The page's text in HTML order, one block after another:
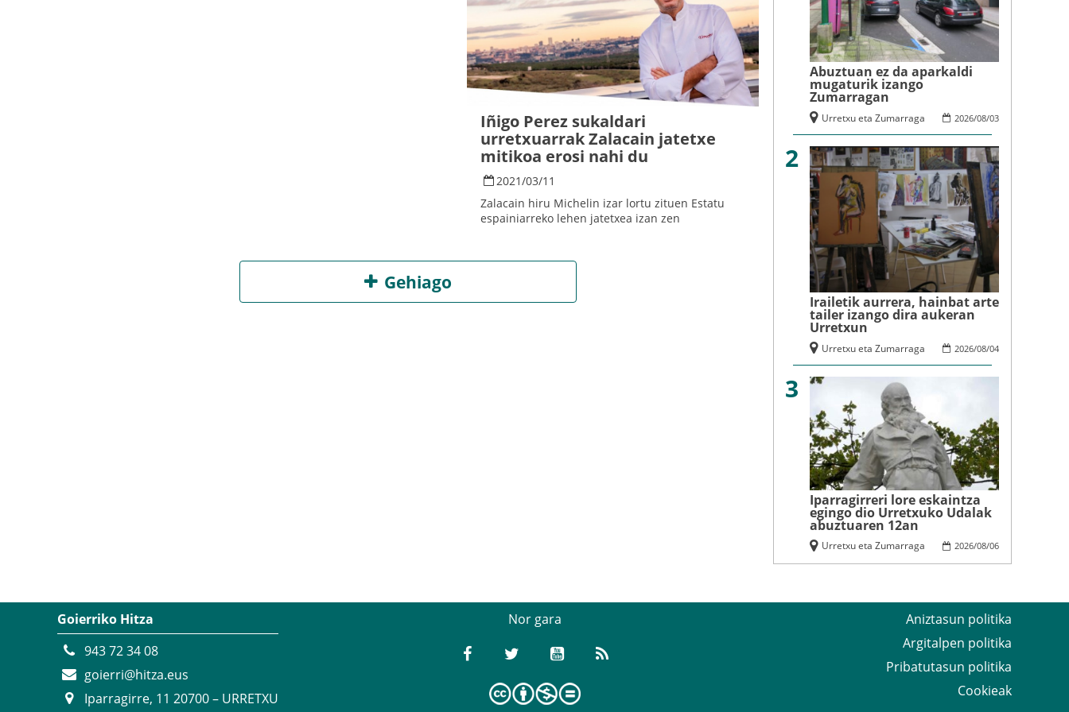
Iñigo Perez sukaldari
urretxuarrak Zalacain jatetxe
mitikoa erosi nahi du
2021/03/11
Zalacain hiru Michelin izar lortu zituen Estatu
espainiarreko lehen jatetxea izan zen
Gehiago
Abuztuan ez da aparkaldi
mugaturik izango
Zumarragan
2026/08/03
Urretxu eta Zumarraga
2
Irailetik aurrera, hainbat arte
tailer izango dira aukeran
Urretxun
2026/08/04
Urretxu eta Zumarraga
3
Iparragirreri lore eskaintza
egingo dio Urretxuko Udalak
abuztuaren 12an
2026/08/06
Urretxu eta Zumarraga
Goierriko Hitza
943 72 34 08
goierri@hitza.eus
Iparragirre, 11 20700 – URRETXU
Nor gara
Aniztasun politika
Argitalpen politika
Pribatutasun politika
Cookieak